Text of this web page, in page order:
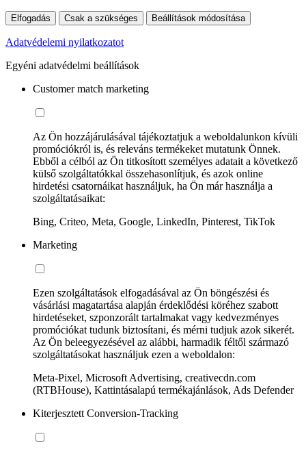
Elfogadás Csak a szükséges Beállítások módosítása
Adatvédelemi nyilatkozatot
Egyéni adatvédelmi beállítások
Customer match marketing
Az Ön hozzájárulásával tájékoztatjuk a weboldalunkon kívüli
promóciókról is, és releváns termékeket mutatunk Önnek.
Ebből a célból az Ön titkosított személyes adatait a következő
külső szolgáltatókkal összehasonlítjuk, és azok online
hirdetési csatornáikat használjuk, ha Ön már használja a
szolgáltatásaikat:
Bing, Criteo, Meta, Google, LinkedIn, Pinterest, TikTok
Marketing
Ezen szolgáltatások elfogadásával az Ön böngészési és
vásárlási magatartása alapján érdeklődési köréhez szabott
hirdetéseket, szponzorált tartalmakat vagy kedvezményes
promóciókat tudunk biztosítani, és mérni tudjuk azok sikerét.
Az Ön beleegyezésével az alábbi, harmadik féltől származó
szolgáltatásokat használjuk ezen a weboldalon:
Meta-Pixel, Microsoft Advertising, creativecdn.com
(RTBHouse), Kattintásalapú termékajánlások, Ads Defender
Kiterjesztett Conversion-Tracking